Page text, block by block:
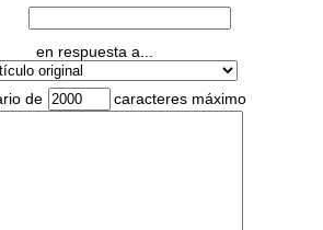
en respuesta a...
de caracteres máximo